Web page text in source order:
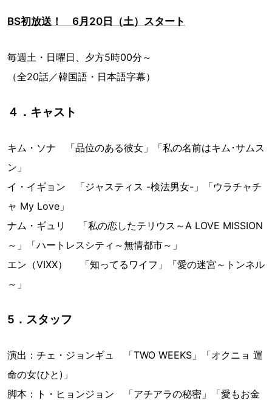
BS初放送！ 6月20日（土）スタート
毎週土・日曜日、夕方5時00分～
（全20話／韓国語・日本語字幕）
４．キャスト
キム・ソナ 「品位のある彼女」「私の名前はキム･サムス
ン」
イ・イギョン 「ジャスティス -検法男女-」「ウラチャチ
ャ My Love」
ナム・ギュリ 「私の恋したテリウス～A LOVE MISSION
～」「ハートレスシティ～無情都市～」
エン（VIXX） 「知ってるワイフ」「愛の迷宮～トンネル
～」
5．スタッフ
演出：チェ・ジョンギュ 「TWO WEEKS」「オクニョ 運
命の女(ひと)」
脚本：ト・ヒョンジョン 「アチアラの秘密」「愛もお金